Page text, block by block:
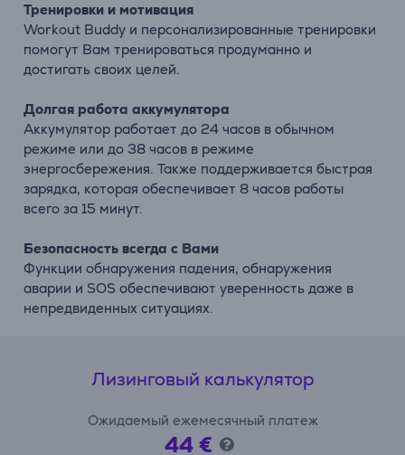
Тренировки и мотивация
Workout Buddy и персонализированные тренировки
помогут Вам тренироваться продуманно и
достигать своих целей.
Долгая работа аккумулятора
Аккумулятор работает до 24 часов в обычном
режиме или до 38 часов в режиме
энергосбережения. Также поддерживается быстрая
зарядка, которая обеспечивает 8 часов работы
всего за 15 минут.
Безопасность всегда с Вами
Функции обнаружения падения, обнаружения
аварии и SOS обеспечивают уверенность даже в
непредвиденных ситуациях.
Лизинговый калькулятор
Ожидаемый ежемесячный платеж
44 €